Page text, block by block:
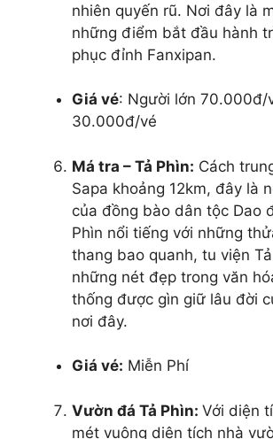
nhiên quyến rũ. Nơi đây là
những điểm bắt đầu hành
phục đỉnh Fanxipan.
Giá vé: Người lớn 70.000đ/
30.000đ/vé
Má tra – Tả Phìn: Cách
Sapa khoảng 12km, đây là
của đồng bào dân tộc Dao
Phìn nổi tiếng với những
thang bao quanh, tu viện
những nét đẹp trong văn
thống được gìn giữ lâu đời
nơi đây.
Giá vé: Miễn Phí
Vườn đá Tả Phìn: Với diện
mét vuông diện tích nhà